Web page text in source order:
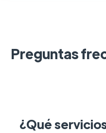
Preguntas
¿Qué